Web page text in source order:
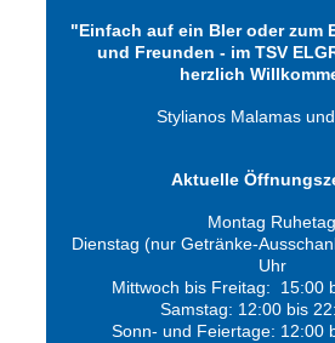
"Einfach auf ein BIer oder zum
und Freunden - im TSV
herzlich
Stylianos Malamas und
Aktuelle
Montag Ruhetag
Dienstag (nur Getränke-
Uhr
Mittwoch bis Freitag: 15:00
Samstag: 12:00 bis
Sonn- und Feiertage: 12:00